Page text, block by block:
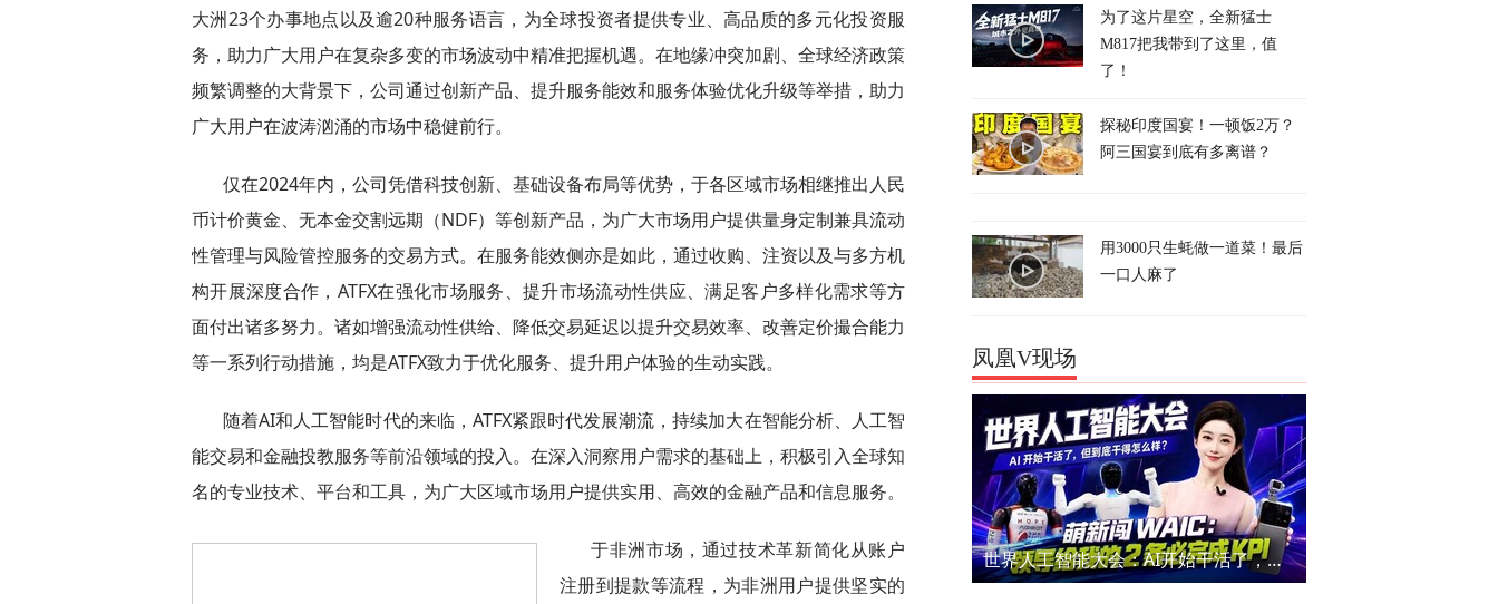
大洲23个办事地点以及逾20种服务语言，为全球投资者提供专业、高品质的多元化投资服
务，助力广大用户在复杂多变的市场波动中精准把握机遇。在地缘冲突加剧、全球经济政策
频繁调整的大背景下，公司通过创新产品、提升服务能效和服务体验优化升级等举措，助力
广大用户在波涛汹涌的市场中稳健前行。
仅在2024年内，公司凭借科技创新、基础设备布局等优势，于各区域市场相继推出人民
币计价黄金、无本金交割远期（NDF）等创新产品，为广大市场用户提供量身定制兼具流动
性管理与风险管控服务的交易方式。在服务能效侧亦是如此，通过收购、注资以及与多方机
构开展深度合作，ATFX在强化市场服务、提升市场流动性供应、满足客户多样化需求等方
面付出诸多努力。诸如增强流动性供给、降低交易延迟以提升交易效率、改善定价撮合能力
等一系列行动措施，均是ATFX致力于优化服务、提升用户体验的生动实践。
随着AI和人工智能时代的来临，ATFX紧跟时代发展潮流，持续加大在智能分析、人工智
能交易和金融投教服务等前沿领域的投入。在深入洞察用户需求的基础上，积极引入全球知
名的专业技术、平台和工具，为广大区域市场用户提供实用、高效的金融产品和信息服务。
于非洲市场，通过技术革新简化从账户
注册到提款等流程，为非洲用户提供坚实的
为了这片星空，全新猛士
M817把我带到了这里，值
了！
探秘印度国宴！一顿饭2万？
阿三国宴到底有多离谱？
用3000只生蚝做一道菜！最后
一口人麻了
凤凰V现场
世界人工智能大会：AI开始干活了，但到底干的怎么样？萌新闯WAIC